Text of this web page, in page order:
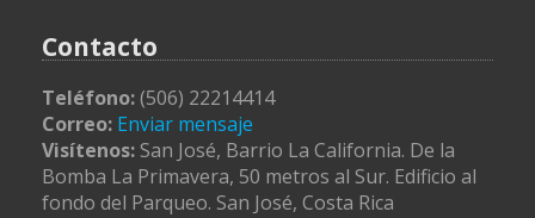
Contacto
Teléfono:(506) 22214414
Correo: Enviar mensaje
Visítenos: San José, Barrio La California. De la
Bomba La Primavera, 50 metros al Sur. Edificio al
fondo del Parqueo. San José, Costa Rica